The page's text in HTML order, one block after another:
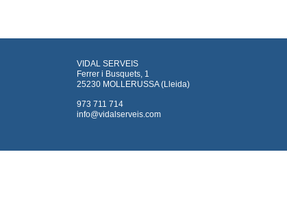
VIDAL SERVEIS
Ferrer i Busquets, 1
25230 MOLLERUSSA (Lleida)
973 711 714
info@vidalserveis.com